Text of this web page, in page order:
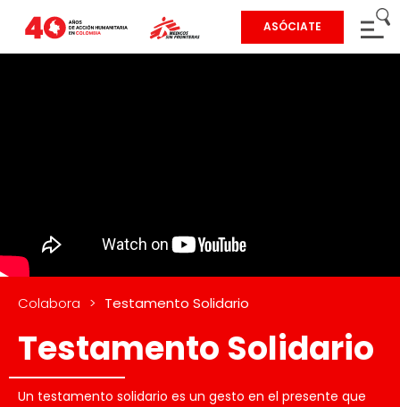
ASÓCIATE
Colabora > Testamento Solidario
Testamento Solidario
Un testamento solidario es un gesto en el presente que